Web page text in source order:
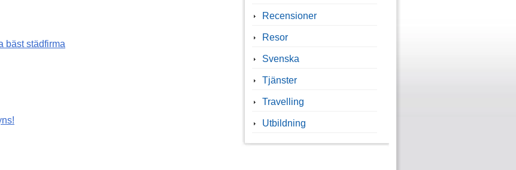
bäst städfirma
Recensioner
Resor
Svenska
Tjänster
Travelling
Utbildning